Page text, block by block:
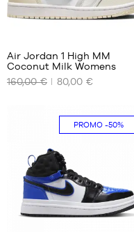
NOS
TAILLES
Air Jordan 1 High MM
Coconut Milk Womens
160,00 €
80,00 €
PROMO-50%